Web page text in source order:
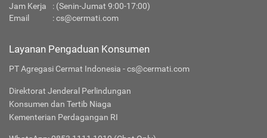
Jam Kerja
: (Senin-Jumat 9:00-17:00)
Email
:cs@cermati.com
Layanan Pengaduan Konsumen
PT Agregasi Cermat Indonesia - cs@cermati.com
Direktorat Jenderal Perlindungan
Konsumen dan Tertib Niaga
Kementerian Perdagangan RI